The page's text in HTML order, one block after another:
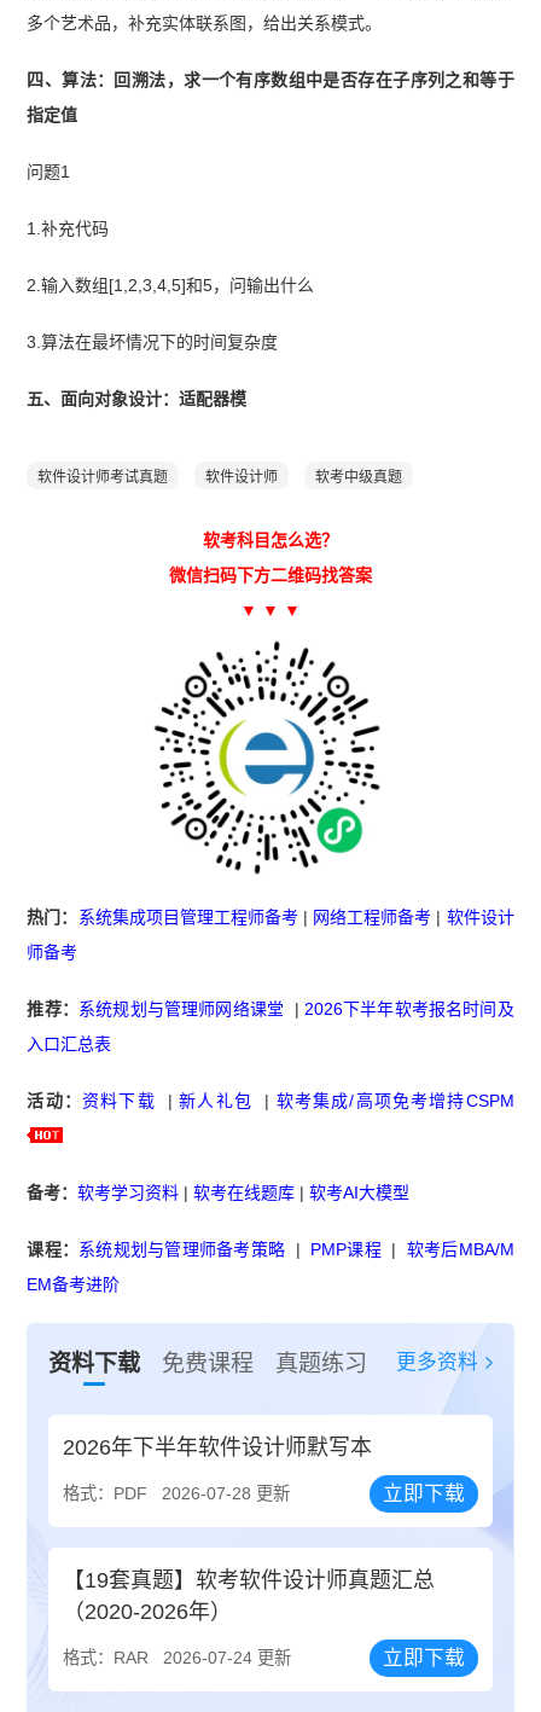
多个艺术品，补充实体联系图，给出关系模式。
四、算法：回溯法，求一个有序数组中是否存在子序列之和等于
指定值
问题1
1.补充代码
2.输入数组[1,2,3,4,5]和5，问输出什么
3.算法在最坏情况下的时间复杂度
五、面向对象设计：适配器模
软件设计师考试真题 软件设计师 软考中级真题
软考科目怎么选？
微信扫码下方二维码找答案
▼ ▼ ▼
热门： 系统集成项目管理工程师备考 | 网络工程师备考 | 软件设计
师备考
推荐： 系统规划与管理师网络课堂 | 2026下半年软考报名时间及
入口汇总表
活动： 资料下载 |新人礼包 | 软考集成/高项免考增持CSPM
备考：软考学习资料 |软考在线题库 |软考AI大模型
课程： 系统规划与管理师备考策略 | PMP课程| 软考后MBA/M
EM备考进阶
资料下载 免费课程 真题练习 更多资料
2026年下半年软件设计师默写本
格式：PDF 2026-07-28 更新 立即下载
【19套真题】软考软件设计师真题汇总
（2020-2026年）
格式：RAR 2026-07-24 更新 立即下载